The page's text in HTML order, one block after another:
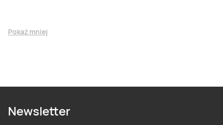
Pokaż mniej
Newsletter